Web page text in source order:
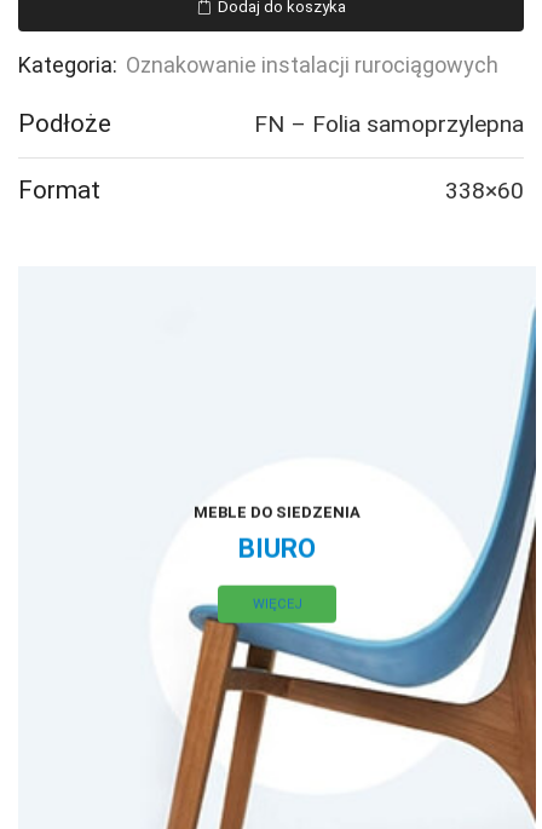
water
supply
Dodaj do koszyka
Kategoria: Oznakowanie instalacji rurociągowych
Podłoże FN – Folia samoprzylepna
Format 338×60
MEBLE DO SIEDZENIA
BIURO
WIĘCEJ